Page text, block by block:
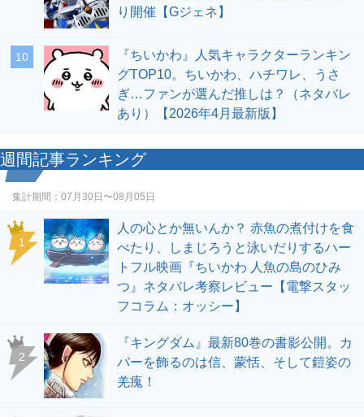
り開催【Gジェネ】
10
『ちいかわ』人気キャラクターランキン
グTOP10。ちいかわ、ハチワレ、うさ
ぎ…ファンが選んだ推しは？（ネタバレ
あり）【2026年4月最新版】
週間記事ランキング
集計期間： 07月30日〜08月05日
1
人の心とか無いんか？ 赤魚の煮付けを食
べたり、しまじろうと泳いだりするハー
トフル映画『ちいかわ 人魚の島のひみ
つ』ネタバレ考察レビュー【電撃スタッ
フコラム：オッシー】
2
『キングダム』最新80巻の書影公開。カ
バーを飾るのは信、蒙恬、そして鎧姿の
羌瘣！